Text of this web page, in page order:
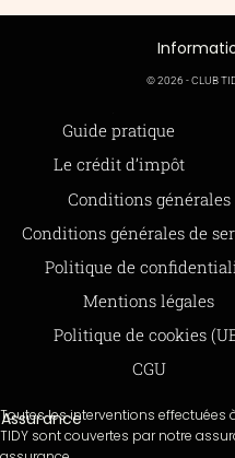
Guide pratique
Le crédit d’impôt
Offre de parrainage 50-50
FAQ
BLOG
© 2026 - CLUB
Informations légales
Conditions générales
Conditions générales de
Politique de
Mentions légales
Politique de cookies
CGU
SAS CLUB TIDY
165 Avenue de Bretagne
59000 LILLE
979 480 886 RCS LILLE Métropole
Moyens de paiements
Assurance
Toutes les interventions effectuées
TIDY sont couvertes par notre